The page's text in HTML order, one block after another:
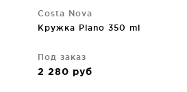
Costa Nova
Кружка Plano 350 ml
Под заказ
2 280 руб